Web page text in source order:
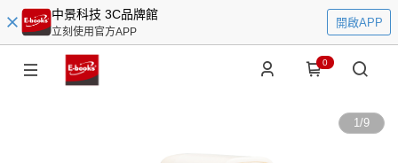
中景科技 3C品牌館
立刻使用官方APP
開啟APP
0
1/9